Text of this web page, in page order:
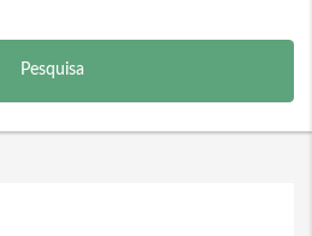
Pesquisa